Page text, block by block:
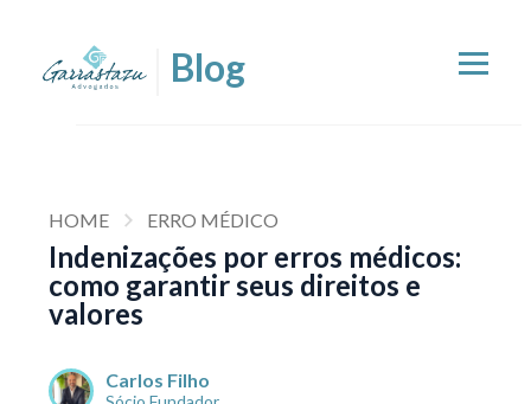
HOME ERRO MÉDICO
Indenizações por erros médicos:
como garantir seus direitos e
valores
Carlos Filho